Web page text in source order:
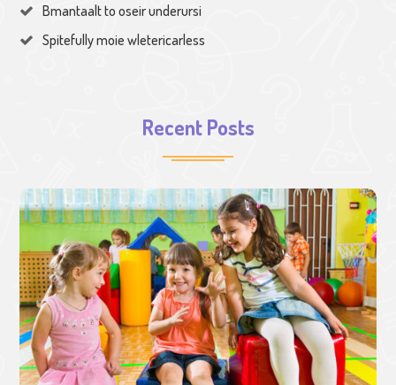
Bmantaalt to oseir underursi
Spitefully moie wletericarless
Recent Posts